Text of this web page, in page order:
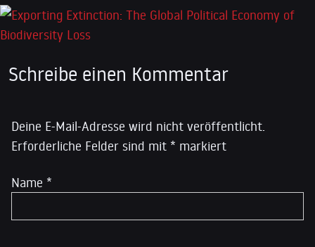
Schreibe einen Kommentar
Deine E-Mail-Adresse wird nicht veröffentlicht.
Erforderliche Felder sind mit * markiert
Name *